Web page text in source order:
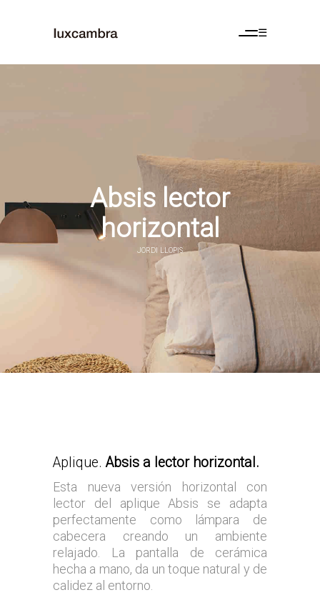
Abrir menú
☰
Absis lector
horizontal
JORDI LLOPIS
Aplique.Absis a lector horizontal.
Esta nueva versión horizontal con
lector del aplique Absis se adapta
perfectamente como lámpara de
cabecera creando un ambiente
relajado. La pantalla de cerámica
hecha a mano, da un toque natural y de
calidez al entorno.